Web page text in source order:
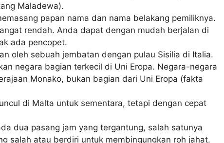
Maladewa).
papan nama dan nama belakang pemiliknya.
rendah. Anda dapat dengan mudah berjalan di
ada pencopet.
oleh sebuah jembatan dengan pulau Sisilia di Italia.
negara bagian terkecil di Uni Eropa. Negara-negara
Monako, bukan bagian dari Uni Eropa (fakta
di Malta untuk sementara, tetapi dengan cepat
dua pasang jam yang tergantung, salah satunya
salah atau berdiri untuk membingungkan roh jahat.